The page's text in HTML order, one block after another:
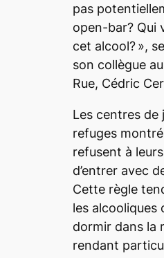
pas
open-bar? Qui
cet alcool? »,
son collègue
Rue, Cédric
Les centres de
refuges
refusent à
d’entrer avec
Cette règle
les alcooliques
dormir dans la
rendant